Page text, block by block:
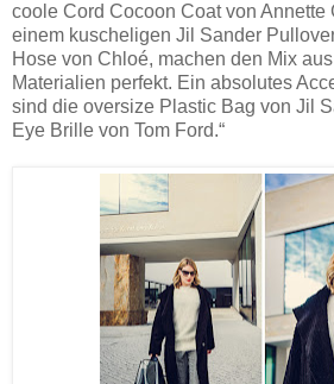
coole Cord Cocoon Coat von Annette
einem kuscheligen Jil Sander
Hose von Chloé, machen den Mix
Materialien perfekt. Ein absolutes
sind die oversize Plastic Bag von Jil
Eye Brille von Tom Ford.“